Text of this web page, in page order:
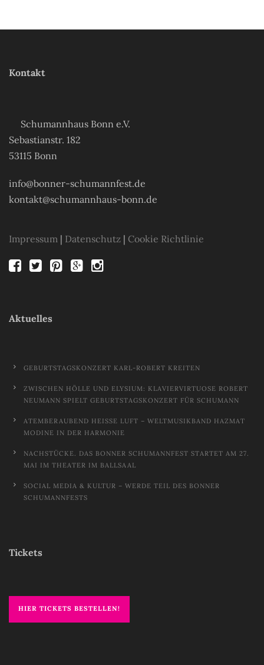
Kontakt
Schumannhaus Bonn e.V.
Sebastianstr. 182
53115 Bonn
info@bonner-schumannfest.de
kontakt@schumannhaus-bonn.de
Impressum | Datenschutz | Cookie Richtlinie
Aktuelles
GEBURTSTAGSKONZERT KARL-ROBERT KREITEN
ZWISCHEN HÖLLE UND ELYSIUM: KLAVIERVIRTUOSE ROBERT
NEUMANN SPIELT GEBURTSTAGSKONZERT FÜR SCHUMANN
ATEMBERAUBEND HEISSE LUFT – WELTMUSIKBAND HAZMAT M
ODINE IN DER HARMONIE
NACHSTÜCKE. DAS BONNER SCHUMANNFEST STARTET AM 27.
MAI IM THEATER IM BALLSAAL
SOCIAL MEDIA & KULTUR – WERDE TEIL DES BONNER
SCHUMANNFESTS
Tickets
HIER TICKETS BESTELLEN!